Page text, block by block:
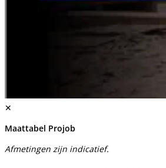
✕
Maattabel Projob
Afmetingen zijn indicatief.